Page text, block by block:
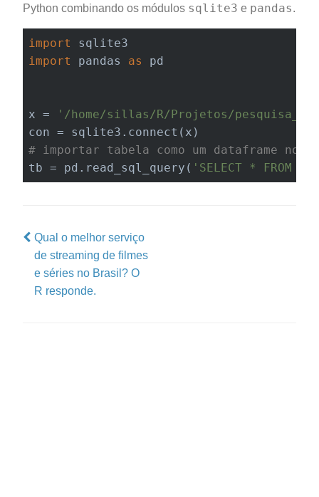
Python combinando os módulos sqlite3 e pandas.
import
import
pandas as pd
x =
'/home/sillas/R/Projetos/
# importar tabela como um dataframe no
tb = pd.read_sql_query( 'SELECT * FROM
Qual o melhor serviço
de streaming de filmes
e séries no Brasil? O
R responde.